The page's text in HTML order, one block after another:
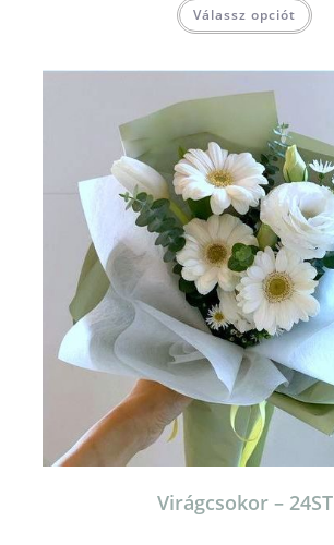
Válassz opciót
Virágcsokor – 24ST